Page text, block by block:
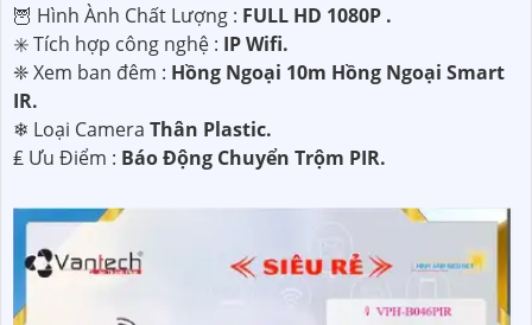
🦉 Hình Ành Chất Lượng : FULL HD 1080P .
✳️ Tích hợp công nghệ : IP Wifi.
❈ Xem ban đêm : Hồng Ngoại 10m Hồng Ngoại Smart
IR.
❄ Loại Camera Thân Plastic.
️₤ Ưu Điểm : Báo Động Chuyển Trộm PIR.